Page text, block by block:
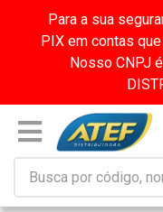
Para a sua
PIX em contas
Nosso CNPJ